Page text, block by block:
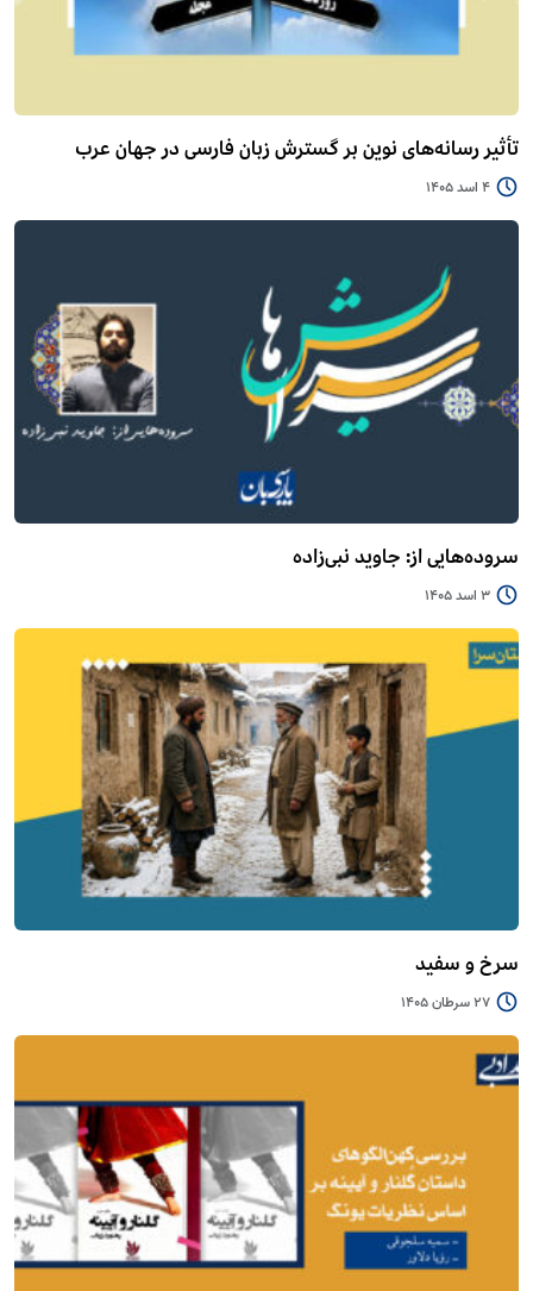
تأثیر رسانه‌های نوین بر گسترش زبان فارسی در جهان عرب
4 اسد 1405
سروده‌هایی از: جاوید نبی‌زاده
3 اسد 1405
سرخ و سفید
27 سرطان 1405